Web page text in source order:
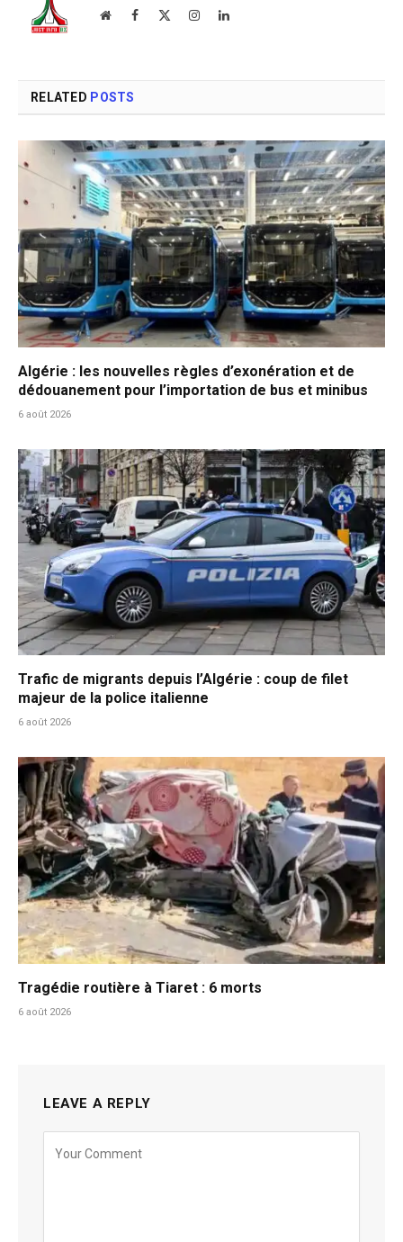
WebsiteFacebook InstagramLinkedIn
RELATED POSTS
Algérie : les nouvelles règles d’exonération et de
dédouanement pour l’importation de bus et minibus
6 août 2026
Trafic de migrants depuis l’Algérie : coup de filet
majeur de la police italienne
6 août 2026
Tragédie routière à Tiaret : 6 morts
6 août 2026
LEAVE A REPLY